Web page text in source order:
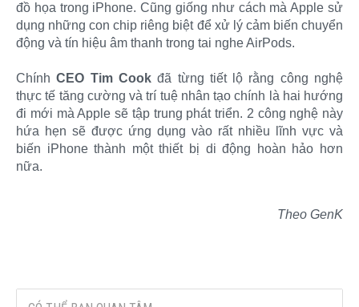
đồ họa trong iPhone. Cũng giống như cách mà Apple sử
dụng những con chip riêng biệt để xử lý cảm biến chuyển
động và tín hiệu âm thanh trong tai nghe AirPods.
ChínhCEO Tim Cookđã từng tiết lộ rằng công nghệ
thực tế tăng cường và trí tuệ nhân tạo chính là hai hướng
đi mới mà Apple sẽ tập trung phát triển. 2 công nghệ này
hứa hẹn sẽ được ứng dụng vào rất nhiều lĩnh vực và
biến iPhone thành một thiết bị di động hoàn hảo hơn
nữa.
Theo GenK